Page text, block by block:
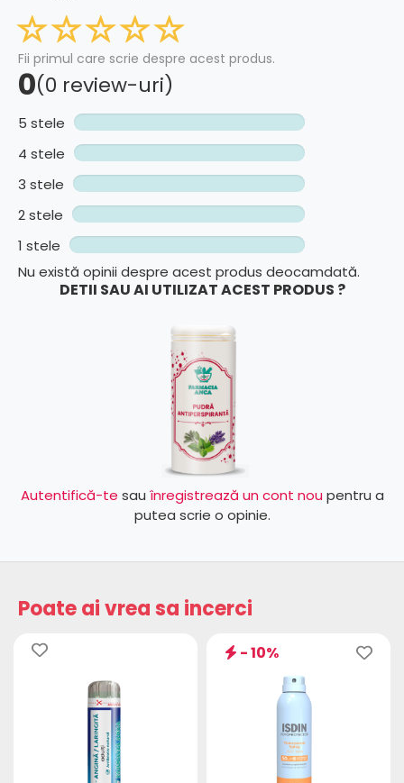
Fii primul care scrie despre acest produs.
0(0 review-uri)
5 stele
4 stele
3 stele
2 stele
1 stele
Nu există opinii despre acest produs deocamdată.
DETII SAU AI UTILIZAT ACEST PRODUS ?
Autentifică-te sau înregistrează un cont nou pentru a
putea scrie o opinie.
Poate ai vrea sa incerci
- 10%